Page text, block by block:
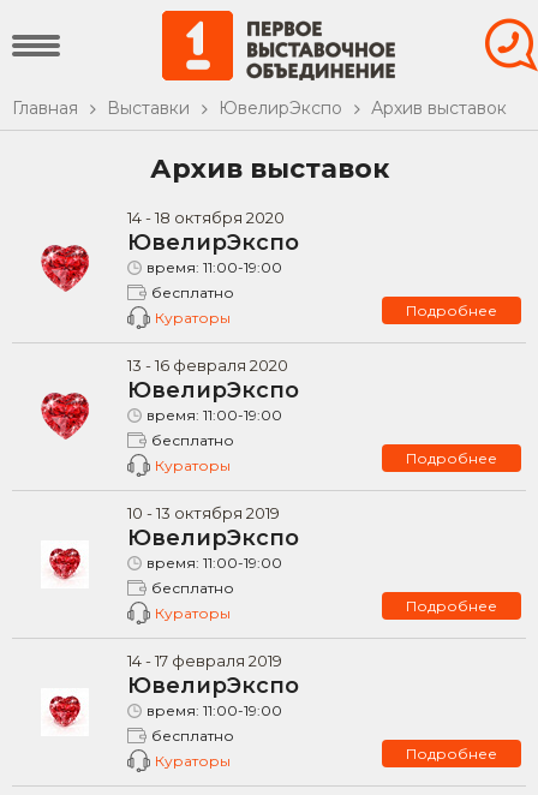
Главная Выставки ЮвелирЭкспо Архив выставок
Архив выставок
14-18 октября 2020
ЮвелирЭкспо
время: 11:00-19:00
бесплатно
Кураторы
Подробнее
13 -16февраля 2020
ЮвелирЭкспо
время: 11:00-19:00
бесплатно
Кураторы
Подробнее
10 -13 октября 2019
ЮвелирЭкспо
время: 11:00-19:00
бесплатно
Кураторы
Подробнее
14-17февраля 2019
ЮвелирЭкспо
время: 11:00-19:00
бесплатно
Кураторы
Подробнее